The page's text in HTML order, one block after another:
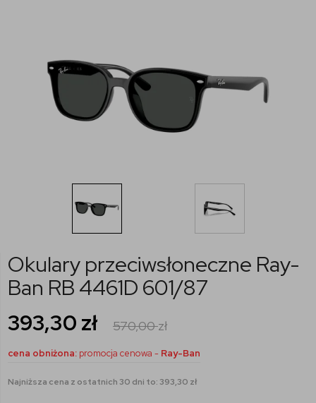
Okulary przeciwsłoneczne Ray-
Ban RB 4461D 601/87
393,30 zł 570,00zł
cena obniżona: promocja cenowa - Ray-Ban
Najniższa cena z ostatnich 30 dni to: 393,30 zł